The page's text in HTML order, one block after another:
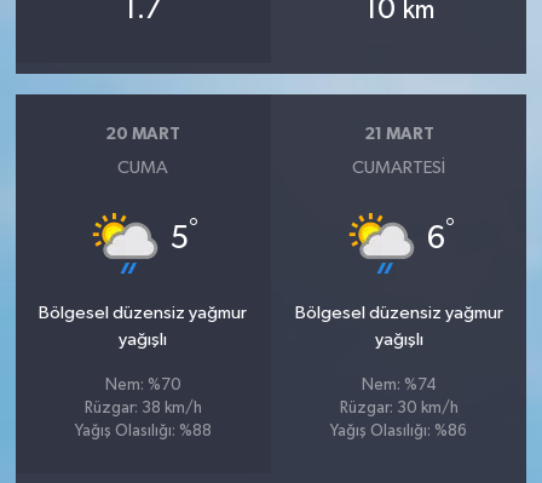
1.7 10 km
20 MART
CUMA
5°
Bölgesel düzensiz yağmur
yağışlı
Nem: %70
Rüzgar: 38 km/h
Yağış Olasılığı: %88
21 MART
CUMARTESI
6°
Bölgesel düzensiz yağmur
yağışlı
Nem: %74
Rüzgar: 30 km/h
Yağış Olasılığı: %86